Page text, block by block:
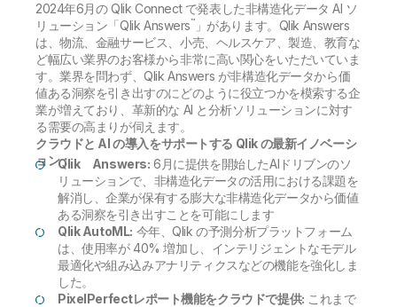
2024年6月の Qlik Connect で発表した非構造化データ AI ソ
リューション「Qlik Answers™」があります。Qlik Answers
は、物流、金融サービス、小売、ヘルスケア、製造、教育な
ど幅広い業界のお客様から非常に高い関心をいただいていま
す。業界を問わず、Qlik Answers が非構造化データから価
値ある洞察を引き出すのにどのように役立つかを模索する企
業が増えており、革新的な AI と分析ソリューションに対す
る需要の高まりが伺えます。
クラウドと AI の導入をサポートする Qlik の最新イノベーシ
ョン：Qlik Answers: 6月に提供を開始したAIドリブンのソ
リューションで、非構造化データの活用における課題を
解消し、企業が保有する膨大な非構造化データから価値
ある洞察を引き出すことを可能にします
Qlik AutoML: 今年、Qlik の予測分析プラットフォーム
は、使用率が 40% 増加し、インテリジェントなモデル
最適化や組み込みアナリティクスなどの機能を強化しま
した。
PixelPerfectレポート機能をクラウドで提供: これまで